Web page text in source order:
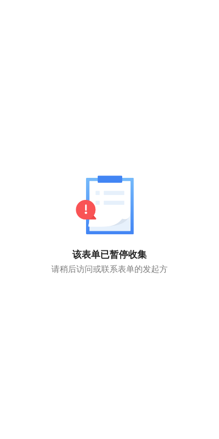
该表单已暂停收集
请稍后访问或联系表单的发起方